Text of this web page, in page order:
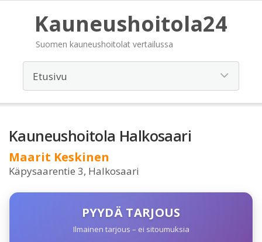
Kauneushoitola24
Suomen kauneushoitolat vertailussa
Kauneushoitola Halkosaari
Maarit Keskinen
Käpysaarentie 3, Halkosaari
PYYDÄ TARJOUS
Ilmainen tarjous – ei sitoumuksia